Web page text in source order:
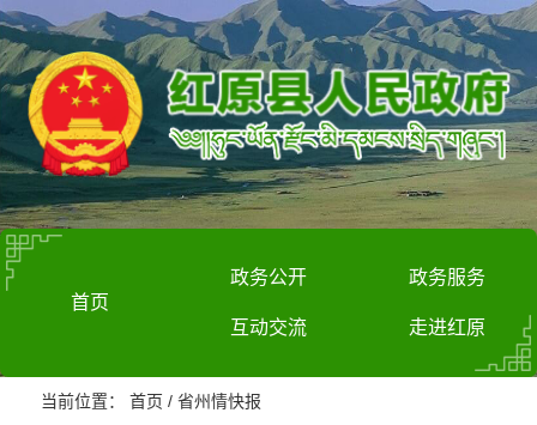
首页
政务公开 政务服务
互动交流 走进红原
当前位置：首页 /省州情快报